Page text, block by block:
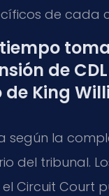
de cada
de
King
según la
del tribunal.
el Circuit Court